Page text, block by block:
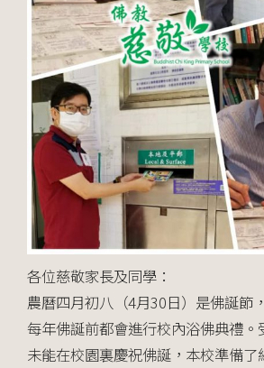
各位慈敬家長及同學：
農曆四月初八（4月30日）是佛誕節
每年佛誕前都會進行校內浴佛典禮
未能在校園裏慶祝佛誕，本校準備了